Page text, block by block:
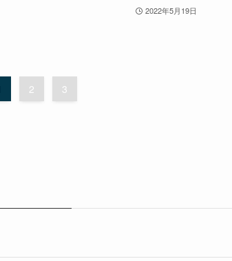
2022年5月19日
2 3